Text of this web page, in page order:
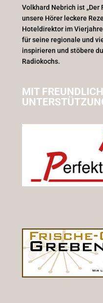
Volkhard Nebrich ist „Der
unsere Hörer leckere
Hoteldirektor im
für seine regionale und
inspirieren und stöbere
Radiokochs.
MIT